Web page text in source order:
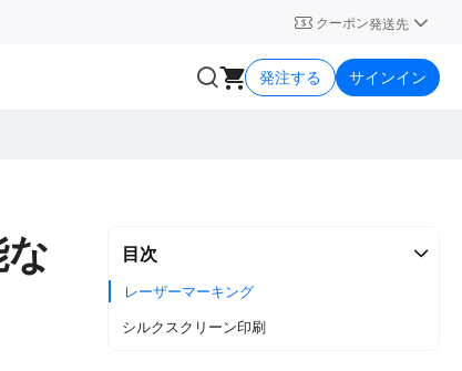
クーポン発送先
発注する サインイン
目次
レーザーマーキング
シルクスクリーン印刷